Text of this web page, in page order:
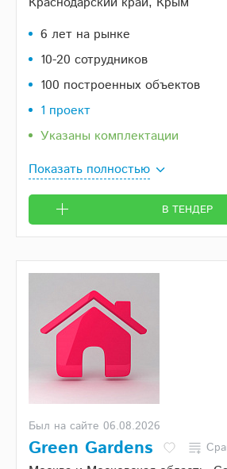
6 лет на рынке
10-20 сотрудников
100 построенных объектов
1 проект
Указаны комплектации
Показать полностью
В ТЕНДЕР
Был на сайте 06.08.2026
Green Gardens